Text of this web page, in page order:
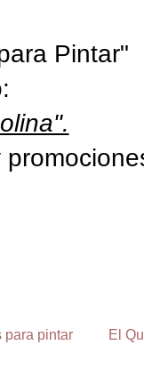
Pintar"
para pintar El